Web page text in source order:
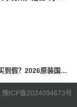
海淘怕买到假？2026原装国产羊奶粉靠谱的正规品牌有哪些？
豫ICP备2024094673号